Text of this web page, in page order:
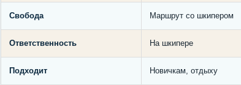
Свобода Маршрут со шкипером
Ответственность На шкипере
Подходит Новичкам, отдыху